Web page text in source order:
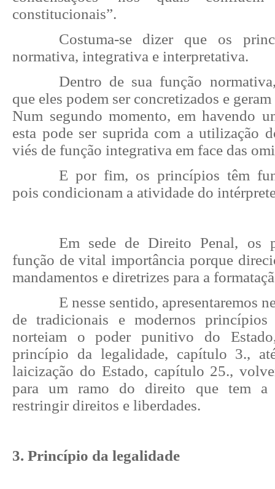
constitucionais”.
Costuma-se dizer que os
normativa, integrativa e interpretativa.
Dentro de sua função
que eles podem ser concretizados e
Num segundo momento, em havendo
esta pode ser suprida com a utilização
viés de função integrativa em face das
E por fim, os princípios têm
pois condicionam a atividade do
Em sede de Direito Penal, os
função de vital importância porque
mandamentos e diretrizes para a
E nesse sentido, apresentaremos
de tradicionais e modernos princípios
norteiam o poder punitivo do
princípio da legalidade, capítulo 3.,
laicização do Estado, capítulo 25.,
para um ramo do direito que tem a
restringir direitos e liberdades.
3. Princípio da legalidade